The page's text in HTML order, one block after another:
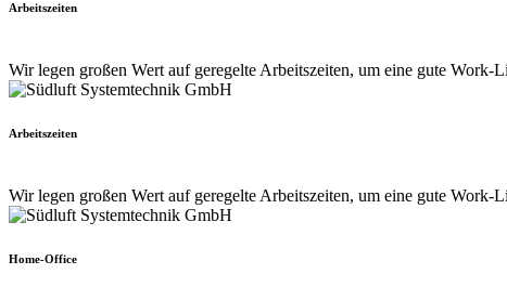
Arbeitszeiten
Wir legen großen Wert auf geregelte Arbeitszeiten, um eine gute
Arbeitszeiten
Wir legen großen Wert auf geregelte Arbeitszeiten, um eine gute
Home-Office